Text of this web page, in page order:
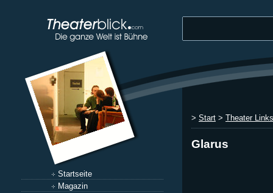
Startseite
Magazin
> Start > Theater Links
Glarus